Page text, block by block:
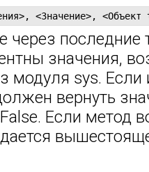
<Значение>, <Объект
через последние
значения,
модуля sys.
вернуть
Если метод